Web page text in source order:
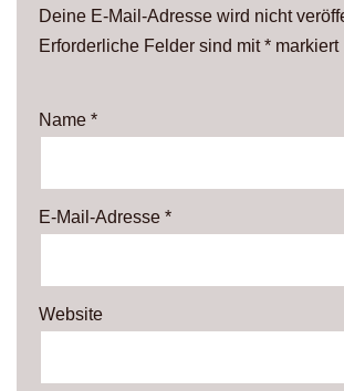
Deine E-Mail-Adresse wird nicht
Erforderliche Felder sind mit* markiert
Name *
E-Mail-Adresse *
Website